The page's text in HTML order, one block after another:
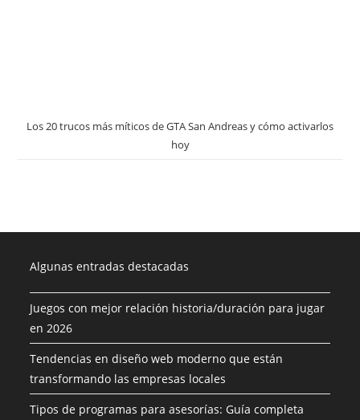
Los 20 trucos más míticos de GTA San Andreas y cómo activarlos
hoy
Algunas entradas destacadas
Juegos con mejor relación historia/duración para jugar
en 2026
Tendencias en diseño web moderno que están
transformando las empresas locales
Tipos de programas para asesorías: Guía completa